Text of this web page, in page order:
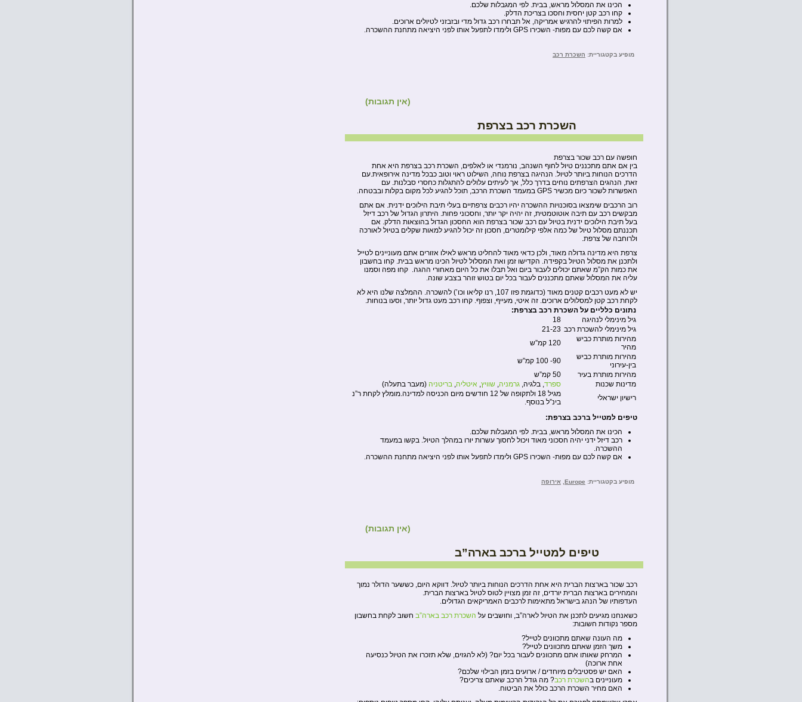
הכינו את המסלול מראש, בבית. לפי המגבלות שלכם.
קחו רכב קטן יחסית וחסכו בצריכת הדלק.
למרות הפיתוי להרגיש אמריקה, אל תבחרו רכב גדול מדי ובזבזני לטיולים ארוכים.
אם קשה לכם עם מפות- השכירו GPS ולימדו לתפעל אותו לפני היציאה מתחנת ההשכרה.
מופיע בקטגוריית: השכרת רכב
(אין תגובות)
השכרת רכב בצרפת
חופשה עם רכב שכור בצרפת
בין אם אתם מתכננים טיול לחוף השנהב, נורמנדי או לאלפים, השכרת רכב בצרפת היא אחת
הדרכים הנוחות ביותר לטיול. הנהיגה בצרפת נוחה, השילוט ראוי וטוב כבכל מדינה אירופאית.עם
זאת, הנהגים הצרפתים נוחים בדרך כלל, אך לעיתים עלולים להתגלות כחסרי סבלנות. עם
האפשרות לשכור כיום מכשיר GPS במעמד השכרת הרכב, תוכל להגיע לכל מקום בקלות ובבטחה.
רוב הרכבים שימצאו בסוכנויות ההשכרה יהיו רכבים צרפתיים בעלי תיבת הילוכים ידנית. אם אתם
מבקשים רכב עם תיבה אוטוטמטית, זה יהיה יקר יותר, וחסכוני פחות. היתרון הגדול של רכב דיזל
בעל תיבת הילוכים ידנית בטיול עם רכב שכור בצרפת הוא החסכון הגדול בהוצאות הדלק. אם
תכננתם מסלול טיול של כמה אלפי קילומטרים, חסכון זה יכול להגיע למאות שקלים בטיול לאורכה
ולרוחבה של צרפת.
צרפת היא מדינה גדולה מאוד, ולכן כדאי מאוד להחליט מראש לאילו אזורים אתם מעוניינים לטייל
ולתכנן את מסלול הטיול בקפידה. הקדישו זמן ואת המסלול לטיול הכינו מראש בבית. קחו בחשבון
את כמות הק”מ שאתם יכולים לעבור ביום ואל תבלו את כל היום מאחורי ההגה. קחו מפה וסמנו
עליה את המסלול שאתם מתכננים לעבור בכל יום בטוש זוהר בצבע שונה.
יש לא מעט רכבים קטנים מאוד (כדוגמת פזו 107, רנו קליאו וכו’) להשכרה. ההמלצה שלנו היא לא
לקחת רכב קטן למסלולים ארוכים. זה איטי, מעייף, וצפוף. קחו רכב מעט גדול יותר, וסעו בנוחות.
נתונים כלליים על השכרת רכב בצרפת:
גיל מינימלי לנהיגה
18
גיל מינימלי להשכרת רכב 21-23
מהירות מותרת כביש
מהיר
120 קמ”ש
מהירות מותרת כביש
בין-עירוני
90- 100 קמ”ש
מהירות מותרת בעיר
50 קמ”ש
מדינות שכנות
ספרד, בלגיה, גרמניה, שוויץ, איטליה, בריטניה (מעבר בתעלה)
רישיון ישראלי
מגיל 18 ולתקופה של 12 חודשים מיום הכניסה למדינה.מומלץ לקחת ר”נ
בינ”ל בנוסף.
טיפים למטייל ברכב בצרפת:
הכינו את המסלול מראש, בבית. לפי המגבלות שלכם.
רכב דיזל ידני יהיה חסכוני מאוד ויכול לחסוך עשרות יורו במהלך הטיול. בקשו במעמד
ההשכרה.
אם קשה לכם עם מפות- השכירו GPS ולימדו לתפעל אותו לפני היציאה מתחנת ההשכרה.
מופיע בקטגוריית: Europe אירופה
(אין תגובות)
טיפים למטייל ברכב בארה”ב
רכב שכור בארצות הברית היא אחת הדרכים הנוחות ביותר לטיול. דווקא היום, כששער הדולר נמוך
והמחירים בארצות הברית יורדים, זה זמן מצויין לטוס לטיול בארצות הברית.
העדפותיו של הנהג בישראל מתאימות לרכבים האמריקאים הגדולים.
כשאנחנו מגיעים לתכנן את הטיול לארה”ב, וחושבים על השכרת רכב בארה”ב חשוב לקחת בחשבון
מספר נקודות חשובות:
מה העונה שאתם מתכוונים לטייל?
משך הזמן שאתם מתכוונים לטייל?
המרחק שאותו אתם מתכוונים לעבור בכל יום? (לא להגזים, שלא תזכרו את הטיול כנסיעה
אחת ארוכה)
האם יש פסטיבלים מיוחדים / ארועים בזמן הבילוי שלכם?
מעוניינים בהשכרת רכב? מה גודל הרכב שאתם צריכים?
האם מחיר השכרת הרכב כולל את הביטוח.